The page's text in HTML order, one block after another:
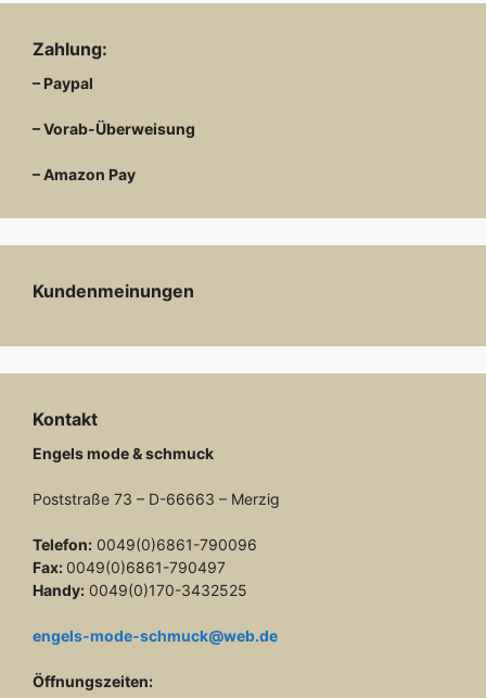
Zahlung:
– Paypal
– Vorab-Überweisung
– Amazon Pay
Kundenmeinungen
Kontakt
Engels mode & schmuck
Poststraße 73 – D-66663 – Merzig
Telefon: 0049(0)6861-790096
Fax: 0049(0)6861-790497
Handy: 0049(0)170-3432525
engels-mode-schmuck@web.de
Öffnungszeiten: